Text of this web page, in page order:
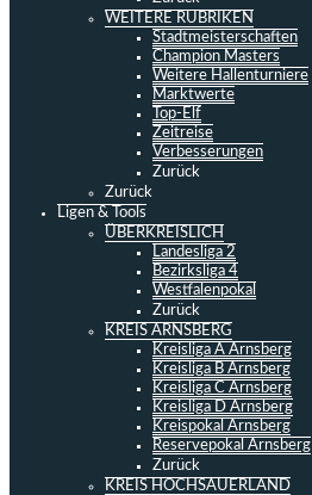
WEITERE RUBRIKEN
Stadtmeisterschaften
Champion Masters
Weitere Hallenturniere
Marktwerte
Top-Elf
Zeitreise
Verbesserungen
Zurück
Zurück
Ligen & Tools
ÜBERKREISLICH
Landesliga 2
Bezirksliga 4
Westfalenpokal
Zurück
KREIS ARNSBERG
Kreisliga A Arnsberg
Kreisliga B Arnsberg
Kreisliga C Arnsberg
Kreisliga D Arnsberg
Kreispokal Arnsberg
Reservepokal Arnsberg
Zurück
KREIS HOCHSAUERLAND